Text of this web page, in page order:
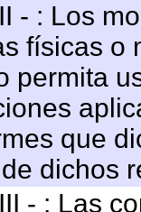
- : Los
físicas o
permita
que
dichos
- : Las